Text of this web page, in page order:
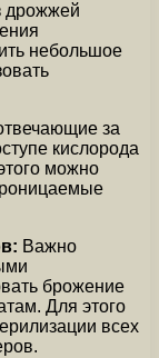
дрожжей
небольшое
за
кислорода
можно
Важно
брожение
Для этого
всех